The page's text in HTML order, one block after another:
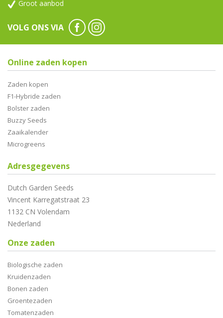
Groot aanbod
VOLG ONS VIA
Online zaden kopen
Zaden kopen
F1-Hybride zaden
Bolster zaden
Buzzy Seeds
Zaaikalender
Microgreens
Adresgegevens
Dutch Garden Seeds
Vincent Karregatstraat 23
1132 CN Volendam
Nederland
Onze zaden
Biologische zaden
Kruidenzaden
Bonen zaden
Groentezaden
Tomatenzaden